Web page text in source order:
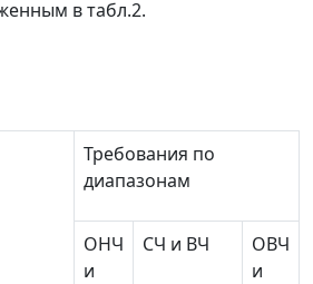
в табл.2.
Требования по
диапазонам
ОНЧ
и
СЧ и ВЧ
ОВЧ
и